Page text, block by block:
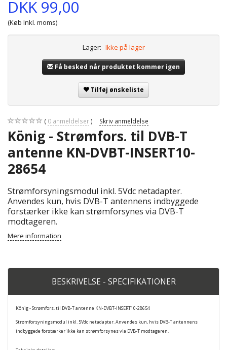
DKK 99,00
(Køb Inkl. moms)
Lager: Ikke på lager
Få besked når produktet kommer igen
Tilføj ønskeliste
0 anmeldelser Skriv anmeldelse
König - Strømfors. til DVB-T
antenne KN-DVBT-INSERT10-
28654
Strømforsyningsmodul inkl. 5Vdc netadapter.
Anvendes kun, hvis DVB-T antennens indbyggede
forstærker ikke kan strømforsynes via DVB-T
modtageren.
Mere information
BESKRIVELSE - SPECIFIKATIONER
König - Strømfors. til DVB-T antenne KN-DVBT-INSERT10-28654
Strømforsyningsmodul inkl. 5Vdc netadapter. Anvendes kun, hvis DVB-T antennens
indbyggede forstærker ikke kan strømforsynes via DVB-T modtageren.